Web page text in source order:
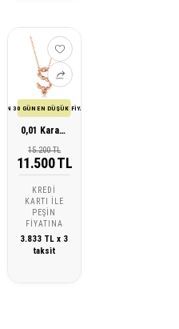
SON 30 GÜN EN DÜŞÜK FİYATI
0,01 Karat Ş Harfi Pırlanta Kolye
15.200 TL
11.500 TL
KREDI
KARTI ILE
PEŞIN
FIYATINA
3.833 TL x 3
taksit